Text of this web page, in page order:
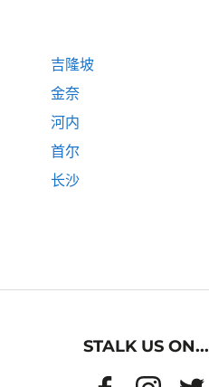
吉隆坡
金奈
河内
首尔
长沙
STALK US ON...